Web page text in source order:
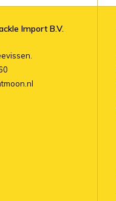
Import B.V.